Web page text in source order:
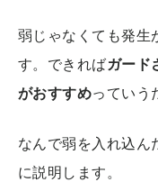
弱じゃなくても発生
す。できればガード
がおすすめっていう
なんで弱を入れ込ん
に説明します。